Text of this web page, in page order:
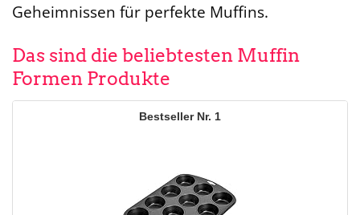
Geheimnissen für perfekte Muffins.
Das sind die beliebtesten Muffin
Formen Produkte
1